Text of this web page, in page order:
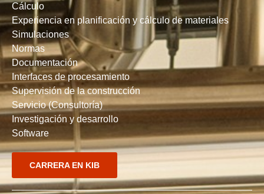
Cálculo
Experiencia en planificación y cálculo de materiales
Simulaciones
Normas
Documentación
Interfaces de procesamiento
Supervisión de la construcción
Servicio (Consultoría)
Investigación y desarrollo
Software
CARRERA EN KIB